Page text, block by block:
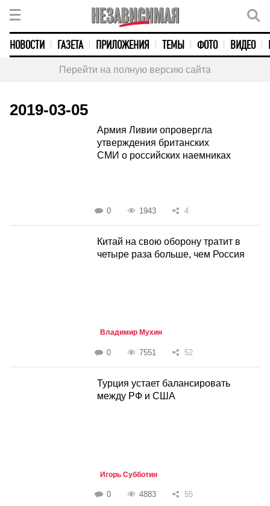
НОВОСТИ ГАЗЕТА ПРИЛОЖЕНИЯ ТЕМЫ ФОТО ВИДЕО
Перейти на полную версию сайта
2019-03-05
Армия Ливии опровергла
утверждения британских
СМИ о российских наемниках
0 1943 4
Китай на свою оборону тратит в
четыре раза больше, чем Россия
Владимир Мухин
0 7551 52
Турция устает балансировать
между РФ и США
Игорь Субботин
0 4883 55